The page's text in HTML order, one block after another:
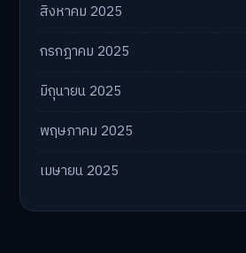
สิงหาคม 2025
กรกฎาคม 2025
มิถุนายน 2025
พฤษภาคม 2025
เมษายน 2025